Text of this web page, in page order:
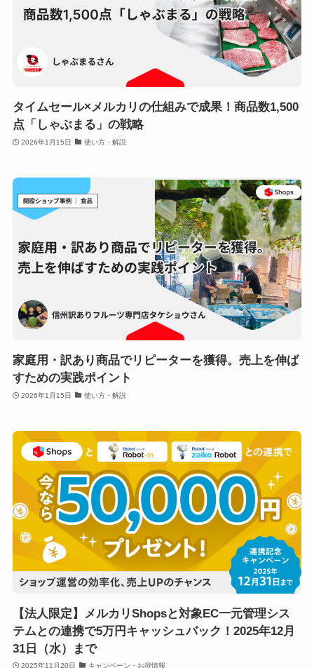
タイムセール×メルカリの仕組みで成果！商品数1,500
点「しゃぶまる」の戦略
2026年1月15日 使い方・解説
家庭用・訳あり商品でリピーターを獲得。売上を伸ば
すための実践ポイント
2026年1月15日 使い方・解説
【法人限定】メルカリShopsと対象EC一元管理シス
テムとの連携で5万円キャッシュバック！2025年12月
31日（水）まで
2025年11月20日 キャンペーン・お得情報